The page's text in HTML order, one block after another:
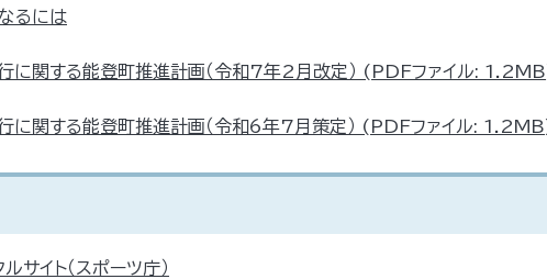
るには
に関する能登町推進計画（令和7年2月改定） (PDFファイル:
に関する能登町推進計画（令和6年7月策定） (PDFファイル:
サイト（スポーツ庁）